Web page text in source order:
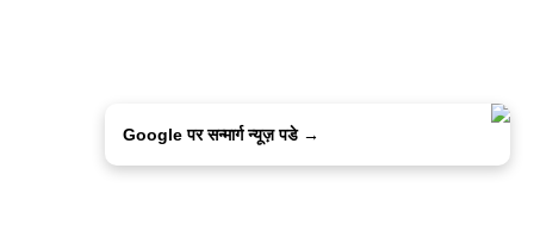
Google पर सन्मार्ग न्यूज़ पडे →